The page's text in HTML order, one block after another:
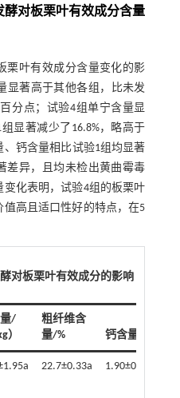
酵对板栗叶有效成分含量
栗叶有效成分含量变化的影
显著高于其他各组，比未发
分点；试验4组单宁含量显
显著减少了16.8%，略高于
钙含量相比试验1组均显著
差异，且均未检出黄曲霉毒
化表明，试验4组的板栗叶
高且适口性好的特点，在5
对板栗叶有效成分的影响
/
）
粗纤维含
量/%
钙含量/%
22.7±0.33a 1.90±0.02a